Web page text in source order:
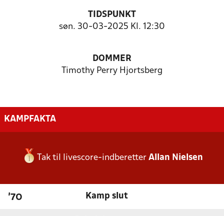
TIDSPUNKT
søn. 30-03-2025 Kl. 12:30
DOMMER
Timothy Perry Hjortsberg
KAMPFAKTA
Tak til livescore-indberetter Allan Nielsen
'70 Kamp slut